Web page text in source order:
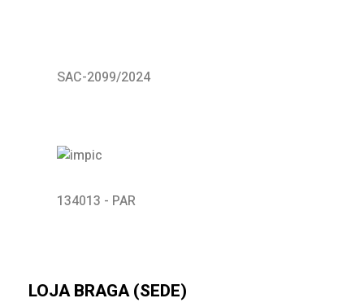
SAC-2099/2024
134013 - PAR
LOJA BRAGA (SEDE)